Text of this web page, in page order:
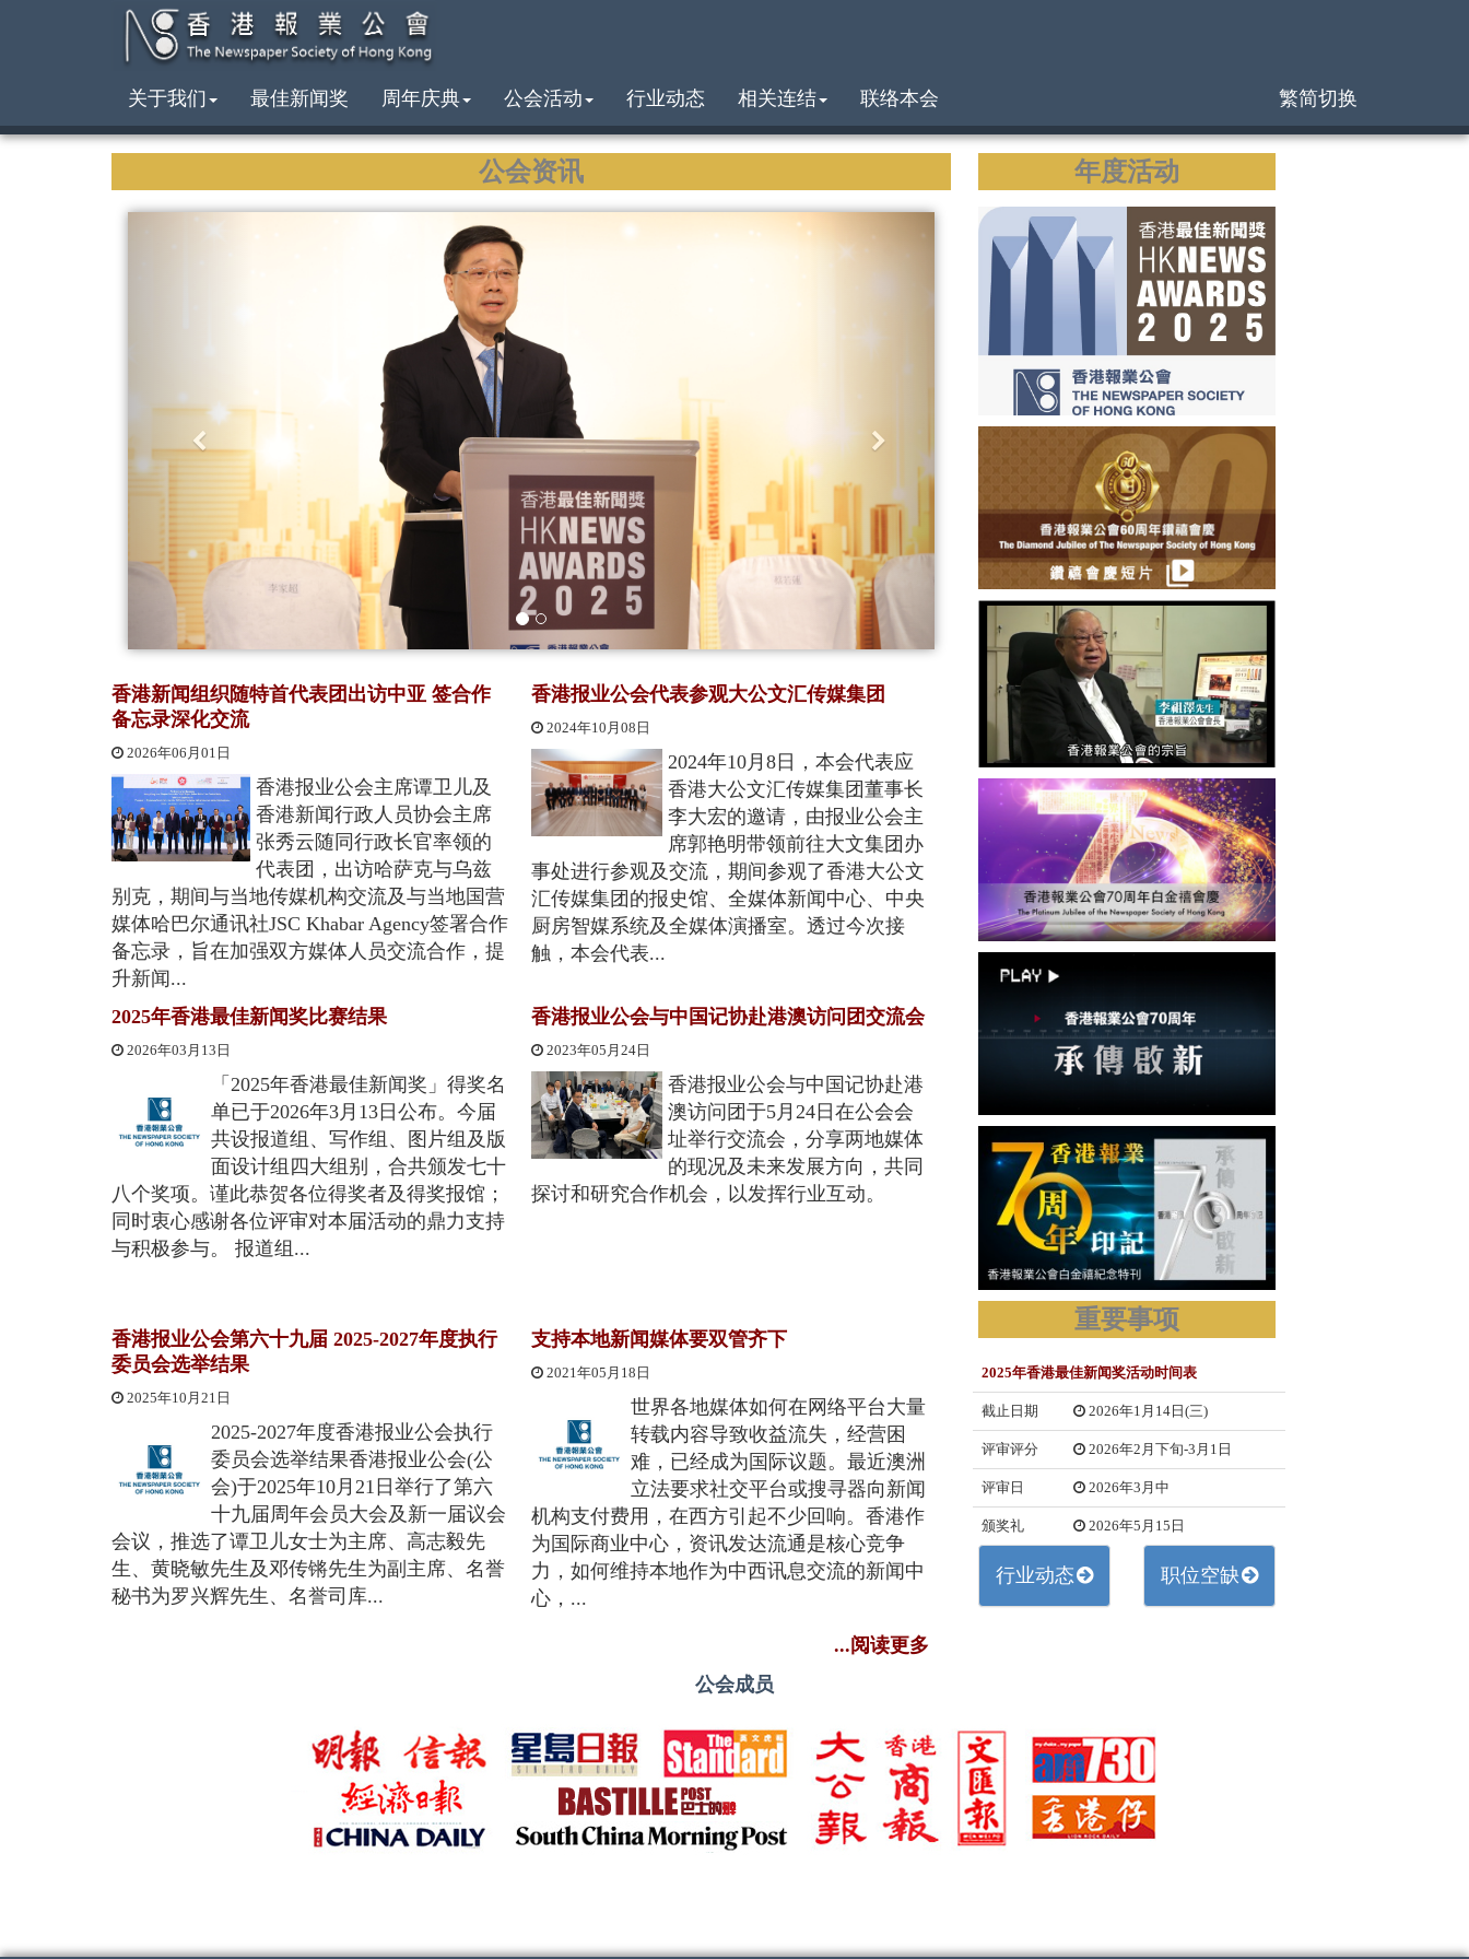
关于我们 最佳新闻奖 周年庆典 公会活动 行业动态 相关连结 联络本会 繁简切换
公会资讯
u
s
香港新闻组织随特首代表团出访中亚 签合作
备忘录深化交流
2026年06月01日
香港报业公会主席谭卫儿及
香港新闻行政人员协会主席
张秀云随同行政长官率领的
代表团，出访哈萨克与乌兹
别克，期间与当地传媒机构交流及与当地国营
媒体哈巴尔通讯社JSC Khabar Agency签署合作
备忘录，旨在加强双方媒体人员交流合作，提
升新闻...
2025年香港最佳新闻奖比赛结果
2026年03月13日
「2025年香港最佳新闻奖」得奖名
单已于2026年3月13日公布。今届
共设报道组、写作组、图片组及版
面设计组四大组别，合共颁发七十
八个奖项。谨此恭贺各位得奖者及得奖报馆；
同时衷心感谢各位评审对本届活动的鼎力支持
与积极参与。 报道组...
香港报业公会第六十九届 2025-2027年度执行
委员会选举结果
2025年10月21日
2025-2027年度香港报业公会执行
委员会选举结果香港报业公会(公
会)于2025年10月21日举行了第六
十九届周年会员大会及新一届议会
会议，推选了谭卫儿女士为主席、高志毅先
生、黄晓敏先生及邓传锵先生为副主席、名誉
秘书为罗兴辉先生、名誉司库...
香港报业公会代表参观大公文汇传媒集团
2024年10月08日
2024年10月8日，本会代表应
香港大公文汇传媒集团董事长
李大宏的邀请，由报业公会主
席郭艳明带领前往大文集团办
事处进行参观及交流，期间参观了香港大公文
汇传媒集团的报史馆、全媒体新闻中心、中央
厨房智媒系统及全媒体演播室。透过今次接
触，本会代表...
香港报业公会与中国记协赴港澳访问团交流会
2023年05月24日
香港报业公会与中国记协赴港
澳访问团于5月24日在公会会
址举行交流会，分享两地媒体
的现况及未来发展方向，共同
探讨和研究合作机会，以发挥行业互动。
支持本地新闻媒体要双管齐下
2021年05月18日
世界各地媒体如何在网络平台大量
转载内容导致收益流失，经营困
难，已经成为国际议题。最近澳洲
立法要求社交平台或搜寻器向新闻
机构支付费用，在西方引起不少回响。香港作
为国际商业中心，资讯发达流通是核心竞争
力，如何维持本地作为中西讯息交流的新闻中
心，...
...阅读更多
年度活动
重要事项
2025年香港最佳新闻奖活动时间表
截止日期 2026年1月14日(三)
评审评分 2026年2月下旬-3月1日
评审日 2026年3月中
颁奖礼 2026年5月15日
行业动态 职位空缺
公会成员